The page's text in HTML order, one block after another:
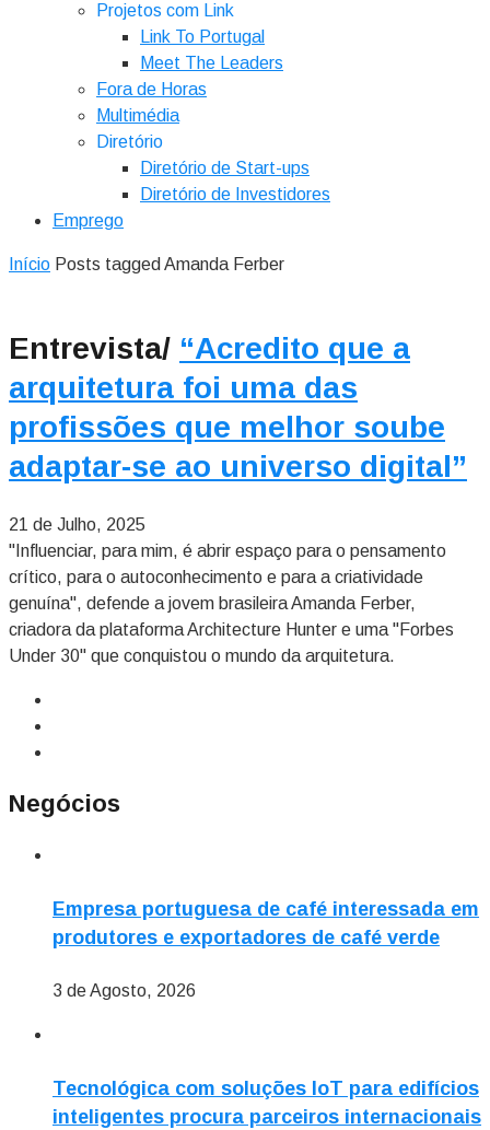
Projetos com Link
Link To Portugal
Meet The Leaders
Fora de Horas
Multimédia
Diretório
Diretório de Start-ups
Diretório de Investidores
Emprego
Início Posts tagged Amanda Ferber
Entrevista/ “Acredito que a
arquitetura foi uma das
profissões que melhor soube
adaptar-se ao universo digital”
21 de Julho, 2025
"Influenciar, para mim, é abrir espaço para o pensamento
crítico, para o autoconhecimento e para a criatividade
genuína", defende a jovem brasileira Amanda Ferber,
criadora da plataforma Architecture Hunter e uma "Forbes
Under 30" que conquistou o mundo da arquitetura.
Negócios
Empresa portuguesa de café interessada em
produtores e exportadores de café verde
3 de Agosto, 2026
Tecnológica com soluções IoT para edifícios
inteligentes procura parceiros internacionais